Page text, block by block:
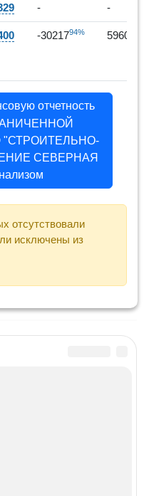
- -
-3021794% 59606
отчетность
СЕВЕРНАЯ
отсутствовали
исключены из